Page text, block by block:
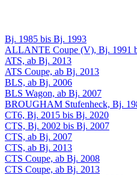
Bj. 1985 bis Bj. 1993
ALLANTE Coupe (V), Bj. 1991
ATS, ab Bj. 2013
ATS Coupe, ab Bj. 2013
BLS, ab Bj. 2006
BLS Wagon, ab Bj. 2007
BROUGHAM Stufenheck, Bj.
CT6, Bj. 2015 bis Bj. 2020
CTS, Bj. 2002 bis Bj. 2007
CTS, ab Bj. 2007
CTS, ab Bj. 2013
CTS Coupe, ab Bj. 2008
CTS Coupe, ab Bj. 2013